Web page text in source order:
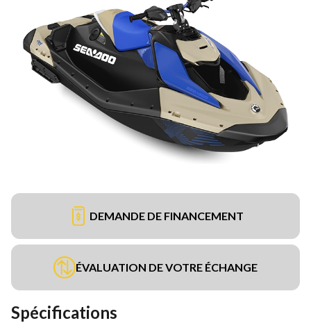
DEMANDE DE FINANCEMENT
ÉVALUATION DE VOTRE ÉCHANGE
Spécifications